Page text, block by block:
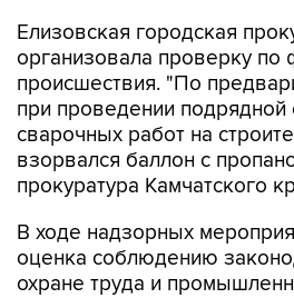
Елизовская городская
организовала проверку по
происшествия. "По
при проведении подрядной
сварочных работ на
взорвался баллон с
прокуратура Камчатского
В ходе надзорных
оценка соблюдению
охране труда и